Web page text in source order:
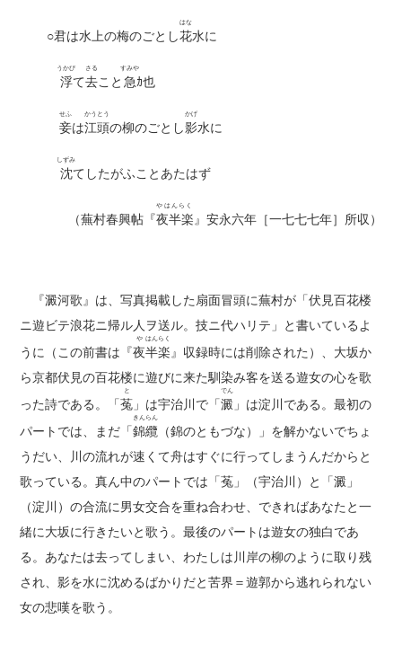
○君は水上の梅のごとし花
はな
水に
浮
うかび
て去
さる
こと 急
すみや
ｶ也
妾
せふ
は江頭
かうとう
の柳のごとし影
かげ
水に
沈
しずみ
てしたがふことあたはず
（蕪村春興帖『夜半楽
やはんらく
』安永六年［一七七七年］所収）
『澱河歌』は、写真掲載した扇面冒頭に蕪村が「伏見百花楼
ニ遊ビテ浪花ニ帰ル人ヲ送ル。技ニ代ハリテ」と書いているよ
うに（この前書は『夜
や
半
はん
楽
らく
』収録時には削除された）、大坂か
ら京都伏見の百花楼に遊びに来た馴染み客を送る遊女の心を歌
った詩である。「菟
と
」は宇治川で「澱
でん
」は淀川である。最初の
パートでは、まだ「錦
きん
纜
らん
（錦のともづな）」を解かないでちょ
うだい、川の流れが速くて舟はすぐに行ってしまうんだからと
歌っている。真ん中のパートでは「菟」（宇治川）と「澱」
（淀川）の合流に男女交合を重ね合わせ、できればあなたと一
緒に大坂に行きたいと歌う。最後のパートは遊女の独白であ
る。あなたは去ってしまい、わたしは川岸の柳のように取り残
され、影を水に沈めるばかりだと苦界＝遊郭から逃れられない
女の悲嘆を歌う。